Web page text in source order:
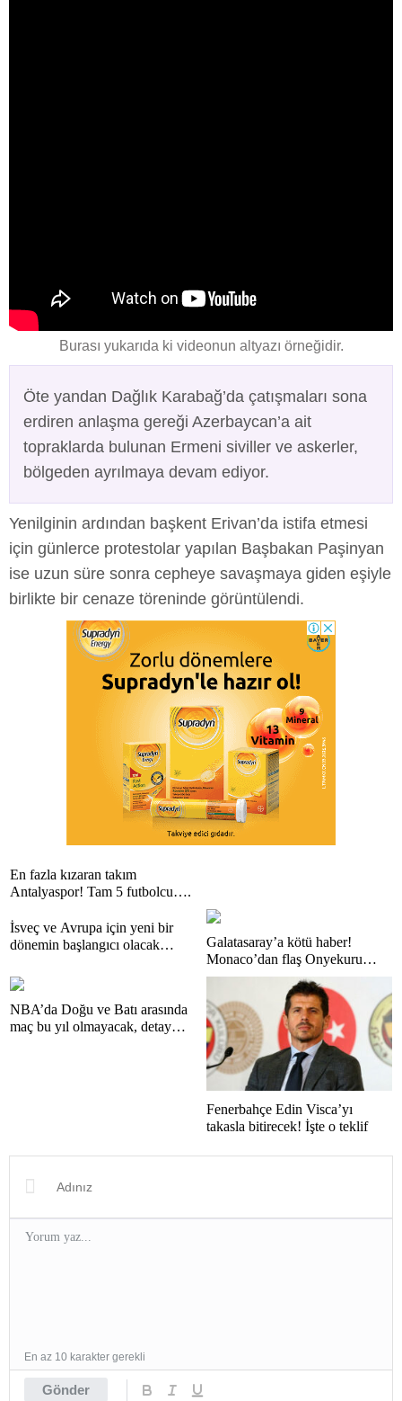
Burası yukarıda ki videonun altyazı örneğidir.
Öte yandan Dağlık Karabağ’da çatışmaları sona
erdiren anlaşma gereği Azerbaycan’a ait
topraklarda bulunan Ermeni siviller ve askerler,
bölgeden ayrılmaya devam ediyor.
Yenilginin ardından başkent Erivan’da istifa etmesi
için günlerce protestolar yapılan Başbakan Paşinyan
ise uzun süre sonra cepheye savaşmaya giden eşiyle
birlikte bir cenaze töreninde görüntülendi.
En fazla kızaran takım
Antalyaspor! Tam 5 futbolcu….
İsveç ve Avrupa için yeni bir
dönemin başlangıcı olacak
Galatasaray’a kötü haber!
Monaco’dan flaş Onyekuru
kararı.
NBA’da Doğu ve Batı arasında
maç bu yıl olmayacak, detay
Fenerbahçe Edin Visca’yı
takasla bitirecek! İşte o teklif
Gönder
En az 10 karakter gerekli